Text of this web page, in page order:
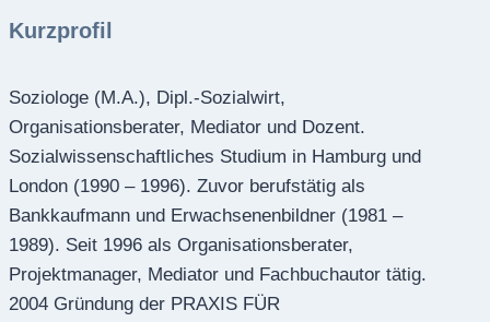
Kurzprofil
Soziologe (M.A.), Dipl.-Sozialwirt,
Organisationsberater, Mediator und Dozent.
Sozialwissenschaftliches Studium in Hamburg und
London (1990 – 1996). Zuvor berufstätig als
Bankkaufmann und Erwachsenenbildner (1981 –
1989). Seit 1996 als Organisationsberater,
Projektmanager, Mediator und Fachbuchautor tätig.
2004 Gründung der PRAXIS FÜR